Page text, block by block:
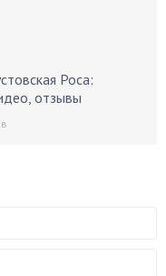
Роса:
отзывы